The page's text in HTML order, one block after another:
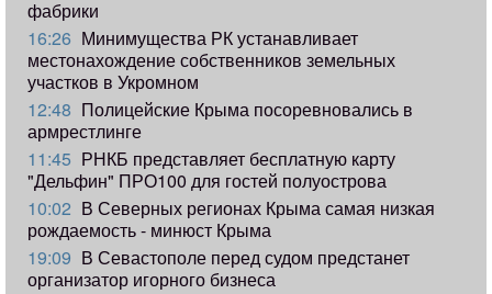
фабрики
16:26 Минимущества РК устанавливает
местонахождение собственников земельных
участков в Укромном
12:48 Полицейские Крыма посоревновались в
армрестлинге
11:45 РНКБ представляет бесплатную карту
"Дельфин" ПРО100 для гостей полуострова
10:02 В Северных регионах Крыма самая низкая
рождаемость - минюст Крыма
19:09 В Севастополе перед судом предстанет
организатор игорного бизнеса